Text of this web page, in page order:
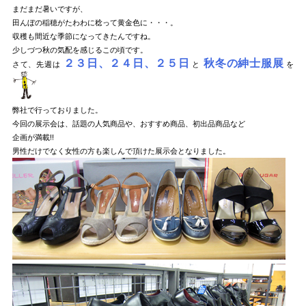
まだまだ暑いですが、
田んぼの稲穂がたわわに稔って黄金色に・・・。
収穫も間近な季節になってきたんですね。
少しづつ秋の気配を感じるこの頃です。
さて、先週は
２３日、２４日、２５日 と 秋冬の紳士服展 を
弊社で行っておりました。
今回の展示会は、話題の人気商品や、おすすめ商品、初出品商品など
企画が満載!!
男性だけでなく女性の方も楽しんで頂けた展示会となりました。